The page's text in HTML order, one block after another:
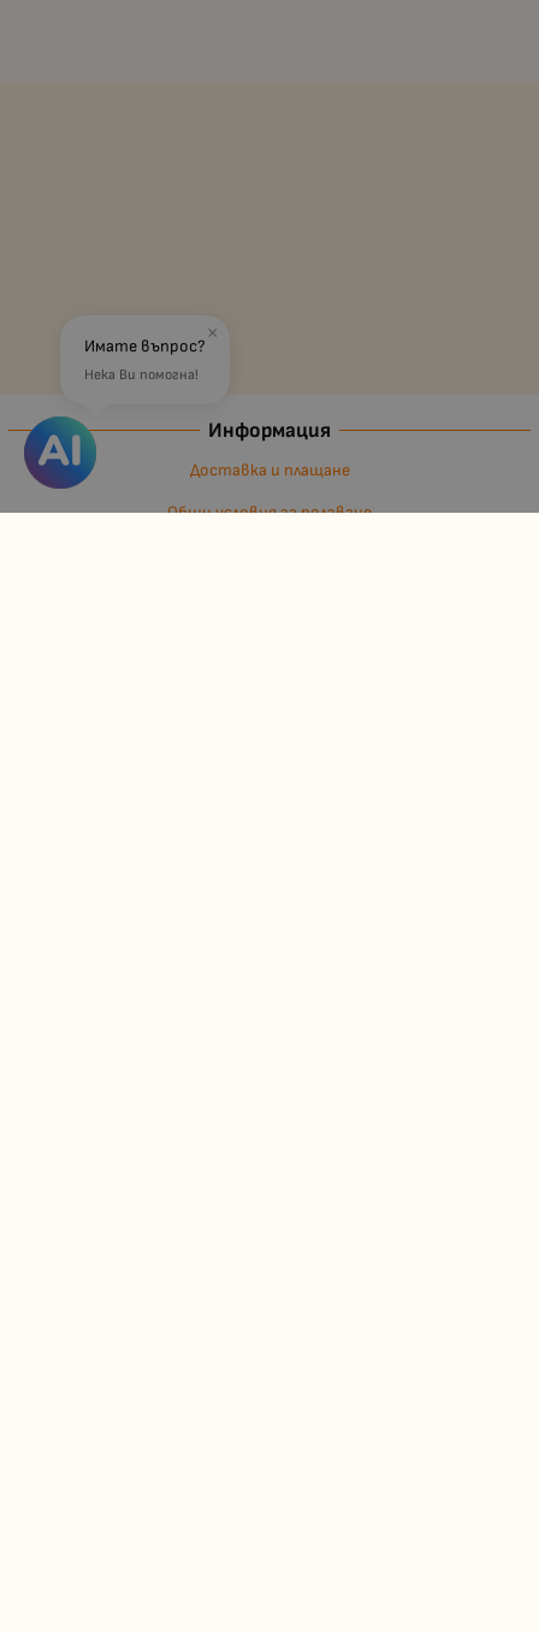
Информация
Доставка и плащане
Общи условия за ползване
×
Имате въпрос?
Нека Ви помогна!